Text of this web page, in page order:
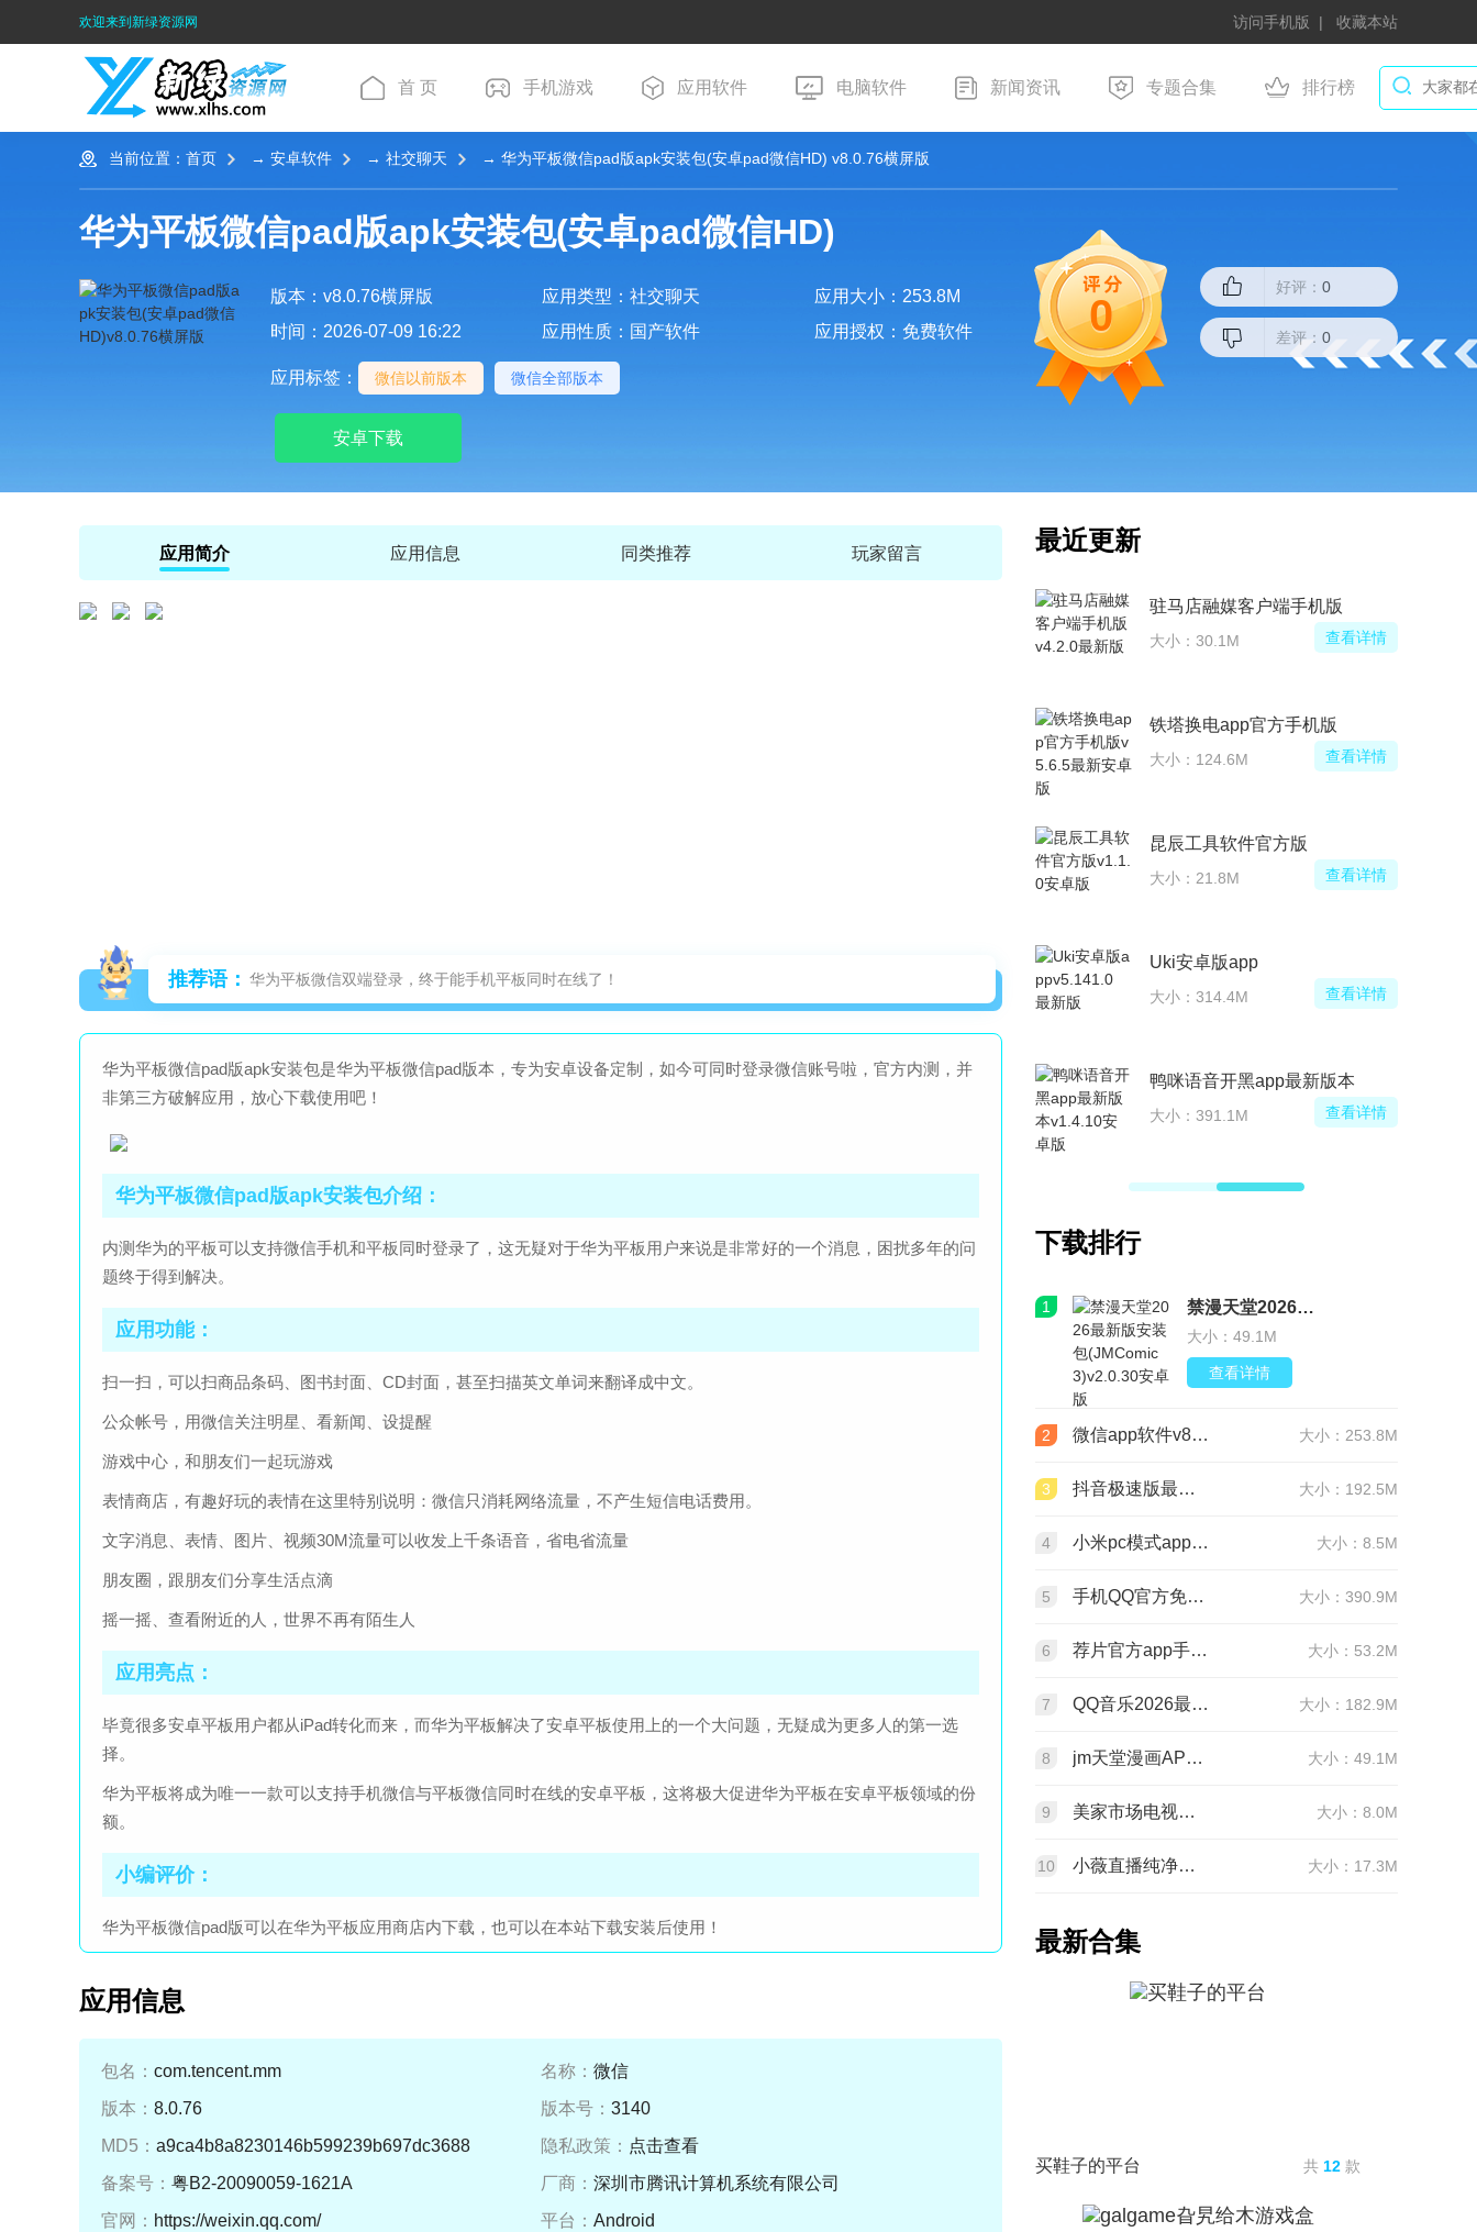
欢迎来到新绿资源网 访问手机版 收藏本站
首 页 手机游戏 应用软件 电脑软件 新闻资讯 专题合集 排行榜
当前位置： 首页 → 安卓软件 → 社交聊天 → 华为平板微信pad版apk安装包(安卓pad微信HD) v8.0.76横屏版
华为平板微信pad版apk安装包(安卓pad微信HD)
版本：v8.0.76横屏版 应用类型：社交聊天
应用大小：253.8M
时间：2026-07-09 16:22
应用性质：国产软件 应用授权：免费软件
应用标签： 微信以前版本 微信全部版本
安卓下载
0
好评： 0
差评： 0
应用简介 应用信息 同类推荐 玩家留言
推荐语： 华为平板微信双端登录，终于能手机平板同时在线了！
华为平板微信pad版apk安装包是华为平板微信pad版本，专为安卓设备定制，如今可同时登录微信账号啦，官方内测，并
非第三方破解应用，放心下载使用吧！
华为平板微信pad版apk安装包介绍：
内测华为的平板可以支持微信手机和平板同时登录了，这无疑对于华为平板用户来说是非常好的一个消息，困扰多年的问
题终于得到解决。
应用功能：
扫一扫，可以扫商品条码、图书封面、CD封面，甚至扫描英文单词来翻译成中文。
公众帐号，用微信关注明星、看新闻、设提醒
游戏中心，和朋友们一起玩游戏
表情商店，有趣好玩的表情在这里特别说明：微信只消耗网络流量，不产生短信电话费用。
文字消息、表情、图片、视频30M流量可以收发上千条语音，省电省流量
朋友圈，跟朋友们分享生活点滴
摇一摇、查看附近的人，世界不再有陌生人
应用亮点：
毕竟很多安卓平板用户都从iPad转化而来，而华为平板解决了安卓平板使用上的一个大问题，无疑成为更多人的第一选
择。
华为平板将成为唯一一款可以支持手机微信与平板微信同时在线的安卓平板，这将极大促进华为平板在安卓平板领域的份
额。
小编评价：
华为平板微信pad版可以在华为平板应用商店内下载，也可以在本站下载安装后使用！
应用信息
包名： com.tencent.mm 名称： 微信
版本： 8.0.76 版本号： 3140
MD5： a9ca4b8a8230146b599239b697dc3688 隐私政策： 点击查看
备案号： 粤B2-20090059-1621A 厂商： 深圳市腾讯计算机系统有限公司
官网： https://weixin.qq.com/ 平台： Android
最近更新
伊对相亲交友平台官方APP
查看详情
喜马拉雅极速版正版安装包
查看详情
一起学网校学生版(一起学网校学生端下载安装)
查看详情
查看详情
维词教师版app客户端
查看详情
驻马店融媒客户端手机版
大小：30.1M
铁塔换电app官方手机版
大小：124.6M
昆辰工具软件官方版
大小：21.8M
Uki安卓版app
大小：314.4M
鸭咪语音开黑app最新版本
大小：391.1M
下载排行
1 禁漫天堂2026最新版安装包(JMComic3)v2.0.30安卓版
大小：49.1M
查看详情
2 微信app软件v8.0.76 官方版 大小：253.8M
3 抖音极速版最新版本官方版2026v39.9.0安卓版 大小：192.5M
4 小米pc模式app安装包(小米pc模式beta版)v12.1.208.5平板版 大小：8.5M
5 手机QQ官方免费最新版v9.3.30 官方正版 大小：390.9M
6 荐片官方app手机最新版v4.2.5安卓版 大小：53.2M
7 QQ音乐2026最新版app20.6.5.8 官方安卓版 大小：182.9M
8 jm天堂漫画APP安装包v2.0.30安卓最新版 大小：49.1M
9 美家市场电视版安装包v3.3.1安卓TV版 大小：8.0M
10 小薇直播纯净版tv版安装包v2.7.0.6足道纯净版 大小：17.3M
最新合集
买鞋子的平台 共 12 款